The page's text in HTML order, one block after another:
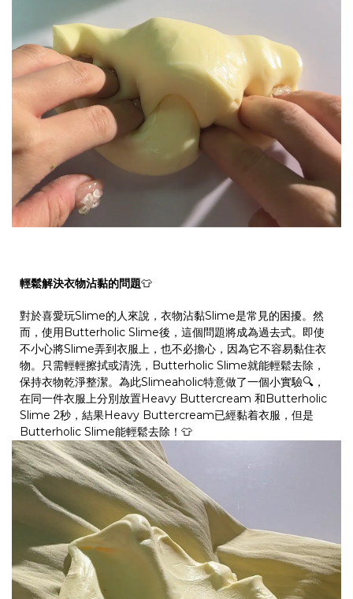
輕鬆解決衣物沾黏的問題👕
對於喜愛玩Slime的人來說，衣物沾黏Slime是常見的困擾。然
而，使用Butterholic Slime後，這個問題將成為過去式。即使
不小心將Slime弄到衣服上，也不必擔心，因為它不容易黏住衣
物。只需輕輕擦拭或清洗，Butterholic Slime就能輕鬆去除，
保持衣物乾淨整潔。為此Slimeaholic特意做了一個小實驗🔍，
在同一件衣服上分別放置Heavy Buttercream 和Butterholic
Slime 2秒，結果Heavy Buttercream已經黏着衣服，但是
Butterholic Slime能輕鬆去除！👕